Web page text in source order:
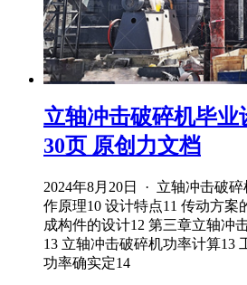
立轴冲击破碎机毕业
30页 原创力文档
2024年8月20日 · 立轴冲击破
作原理10 设计特点11 传动方案
成构件的设计12 第三章立轴冲
13 立轴冲击破碎机功率计算13
功率确实定14